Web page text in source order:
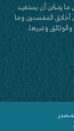
يمكن أن يستفيد
المفسدين وما
وغيرها.